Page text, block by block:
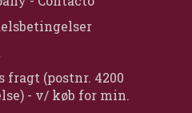
fragt (postnr. 4200
- v/ køb for min.